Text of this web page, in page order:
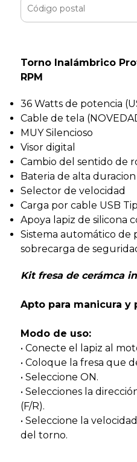
Torno Inalámbrico
RPM
36 Watts de potencia
Cable de tela
MUY Silencioso
Visor digital
Cambio del sentido de
Bateria de alta
Selector de velocidad
Carga por cable USB
Apoya lapiz de silicona
Sistema automático de
sobrecarga de
Kit fresa de cerámca
Apto para manicura y
Modo de uso:
• Conecte el lapiz al
• Coloque la fresa que
• Seleccione ON.
• Selecciones la
(F/R).
• Seleccione la
del torno.